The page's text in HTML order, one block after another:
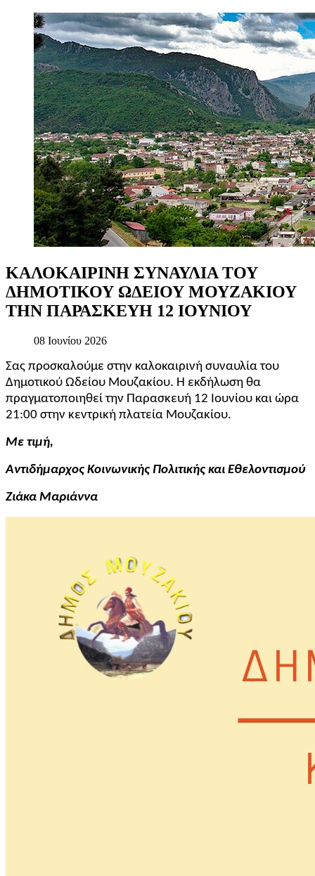
ΚΑΛΟΚΑΙΡΙΝΗ ΣΥΝΑΥΛΙΑ ΤΟΥ
ΔΗΜΟΤΙΚΟΥ ΩΔΕΙΟΥ ΜΟΥΖΑΚΙΟΥ
ΤΗΝ ΠΑΡΑΣΚΕΥΗ 12 ΙΟΥΝΙΟΥ
08 Ιουνίου 2026
Σας προσκαλούμε στην καλοκαιρινή συναυλία του
Δημοτικού Ωδείου Μουζακίου. Η εκδήλωση θα
πραγματοποιηθεί την Παρασκευή 12 Ιουνίου και ώρα
21:00 στην κεντρική πλατεία Μουζακίου.
Με τιμή,
Αντιδήμαρχος Κοινωνικής Πολιτικής και Εθελοντισμού
Ζιάκα Μαριάννα